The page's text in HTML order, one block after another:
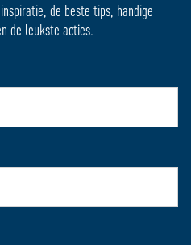
de beste tips, handige
de leukste acties.